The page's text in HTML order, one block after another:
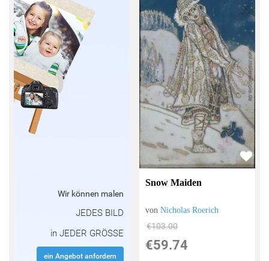
Wir können malen
JEDES BILD
in JEDER GRÖSSE
ein Angebot anfordern
Snow Maiden
vonNicholas Roerich
€103.00
€59.74